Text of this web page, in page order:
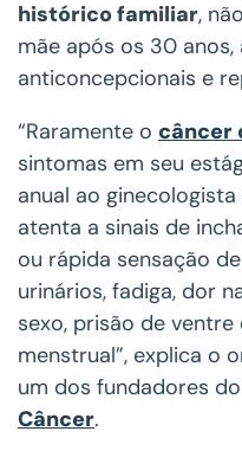
histórico familiar,
mãe após os 30
anticoncepcionais e
“Raramente o câncer
sintomas em seu
anual ao
atenta a sinais de
ou rápida sensação
urinários, fadiga, dor
sexo, prisão de
menstrual”, explica o
um dos fundadores do
Câncer.